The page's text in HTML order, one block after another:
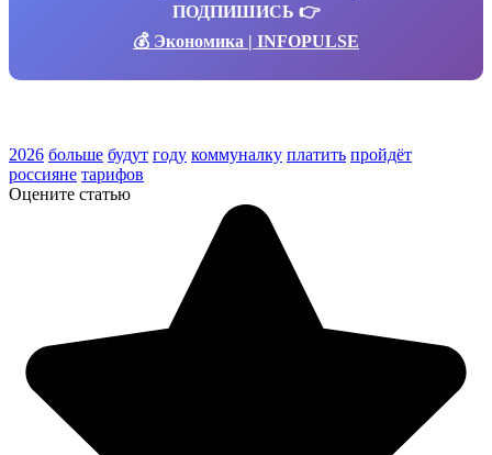
ПОДПИШИСЬ 👉
💰 Экономика | INFOPULSE
2026 больше будут году коммуналку платить пройдёт
россияне тарифов
Оцените статью